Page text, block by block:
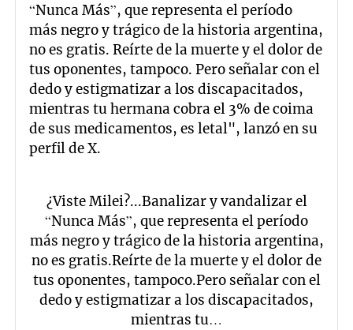
“Nunca Más”, que representa el período
más negro y trágico de la historia argentina,
no es gratis. Reírte de la muerte y el dolor de
tus oponentes, tampoco. Pero señalar con el
dedo y estigmatizar a los discapacitados,
mientras tu hermana cobra el 3% de coima
de sus medicamentos, es letal", lanzó en su
perfil de X.
¿Viste Milei?...Banalizar y vandalizar el
“Nunca Más”, que representa el período
más negro y trágico de la historia argentina,
no es gratis.Reírte de la muerte y el dolor de
tus oponentes, tampoco.Pero señalar con el
dedo y estigmatizar a los discapacitados,
mientras tu…